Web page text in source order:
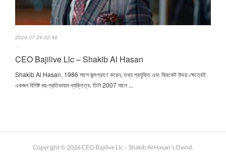
2024.07.24 02:48
CEO Bajilive Llc – Shakib Al Hasan
Shakib Al Hasan, 1986 সালে জন্মগ্রহণ করেন, তথ্য প্রযুক্তি এবং ক্রিকেট উভয় ক্ষেত্রেই
একজন বিশিষ্ট বহু-প্রতিভাবান ব্যক্তিত্ব. তিনি 2007 সালে ...
Copyright © 2026CEO Bajilive Llc – Shakib Al Hasan's Ownd.